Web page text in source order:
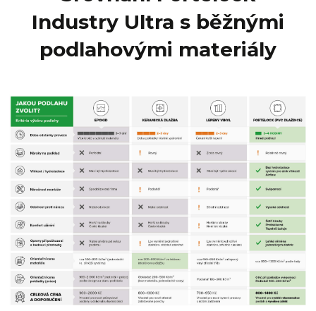
Industry Ultra s běžnými
podlahovými materiály